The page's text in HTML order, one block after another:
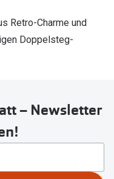
Retro-Charme und
Doppelsteg-
– Newsletter